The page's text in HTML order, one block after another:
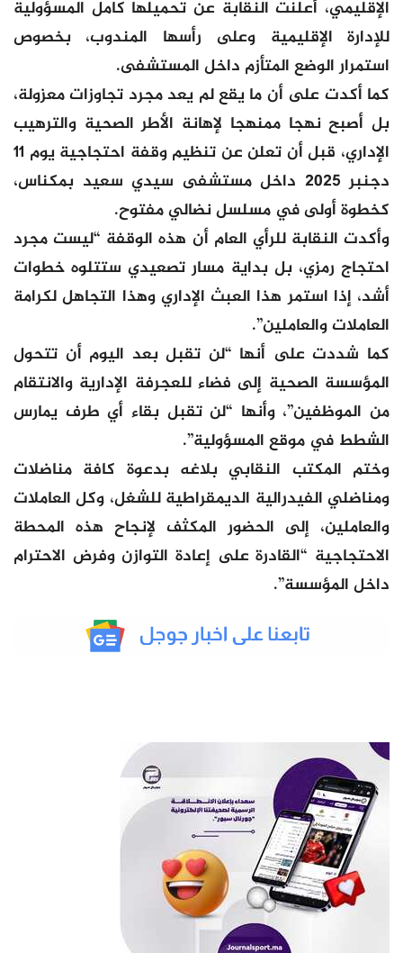
الإقليمي، أعلنت النقابة عن تحميلها كامل المسؤولية
للإدارة الإقليمية وعلى رأسها المندوب، بخصوص
استمرار الوضع المتأزم داخل المستشفى.
كما أكدت على أن ما يقع لم يعد مجرد تجاوزات معزولة،
بل أصبح نهجا ممنهجا لإهانة الأطر الصحية والترهيب
الإداري، قبل أن تعلن عن تنظيم وقفة احتجاجية يوم 11
دجنبر 2025 داخل مستشفى سيدي سعيد بمكناس،
كخطوة أولى في مسلسل نضالي مفتوح.
وأكدت النقابة للرأي العام أن هذه الوقفة “ليست مجرد
احتجاج رمزي، بل بداية مسار تصعيدي ستتلوه خطوات
أشد، إذا استمر هذا العبث الإداري وهذا التجاهل لكرامة
العاملات والعاملين”.
كما شددت على أنها “لن تقبل بعد اليوم أن تتحول
المؤسسة الصحية إلى فضاء للعجرفة الإدارية والانتقام
من الموظفين”، وأنها “لن تقبل بقاء أي طرف يمارس
الشطط في موقع المسؤولية”.
وختم المكتب النقابي بلاغه بدعوة كافة مناضلات
ومناضلي الفيدرالية الديمقراطية للشغل، وكل العاملات
والعاملين، إلى الحضور المكثف لإنجاح هذه المحطة
الاحتجاجية “القادرة على إعادة التوازن وفرض الاحترام
داخل المؤسسة”.